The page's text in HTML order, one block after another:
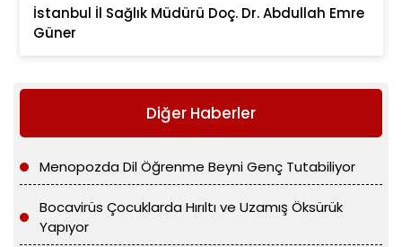
İstanbul İl Sağlık Müdürü Doç. Dr. Abdullah Emre
Güner
Diğer Haberler
Menopozda Dil Öğrenme Beyni Genç Tutabiliyor
Bocavirüs Çocuklarda Hırıltı ve Uzamış Öksürük
Yapıyor